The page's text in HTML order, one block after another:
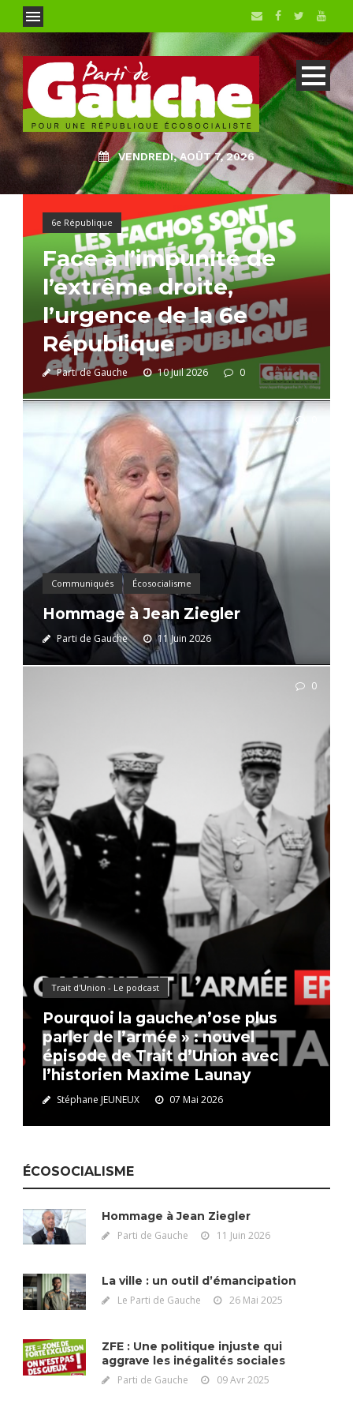
VENDREDI, AOÛT 7, 2026
6e République
Face à l’impunité de
l’extrême droite,
l’urgence de la 6e
République
Parti de Gauche 10 Juil 2026 0
Communiqués Écosocialisme
Hommage à Jean Ziegler
Parti de Gauche 11 Juin 2026
Trait d'Union - Le podcast
Pourquoi la gauche n’ose plus
parler de l’armée » : nouvel
épisode de Trait d’Union avec
l’historien Maxime Launay
Stéphane JEUNEUX 07 Mai 2026
0
ÉCOSOCIALISME
Hommage à Jean Ziegler
Parti de Gauche 11 Juin 2026
La ville : un outil d’émancipation
Le Parti de Gauche 26 Mai 2025
ZFE : Une politique injuste qui
aggrave les inégalités sociales
Parti de Gauche 09 Avr 2025